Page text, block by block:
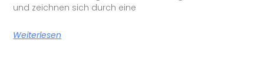
und zeichnen sich durch eine
Weiterlesen